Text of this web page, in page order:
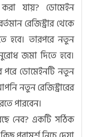
করা যায়? ডোমেইন
রেজিস্ট্রার থেকে
হবে। তারপরে নতুন
জমা দিতে হবে।
পরে ডোমেইনটি নতুন
নতুন রেজিস্ট্রারের
পারবেন।
নেব? একটি সঠিক